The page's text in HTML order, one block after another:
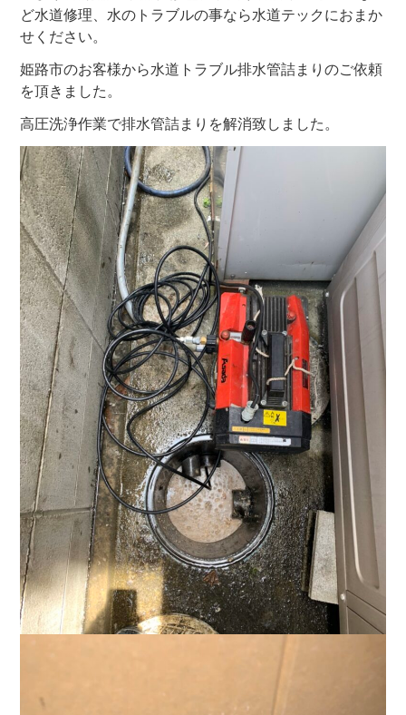
ど水道修理、水のトラブルの事なら水道テックにおまか
せください。
姫路市のお客様から水道トラブル排水管詰まりのご依頼
を頂きました。
高圧洗浄作業で排水管詰まりを解消致しました。